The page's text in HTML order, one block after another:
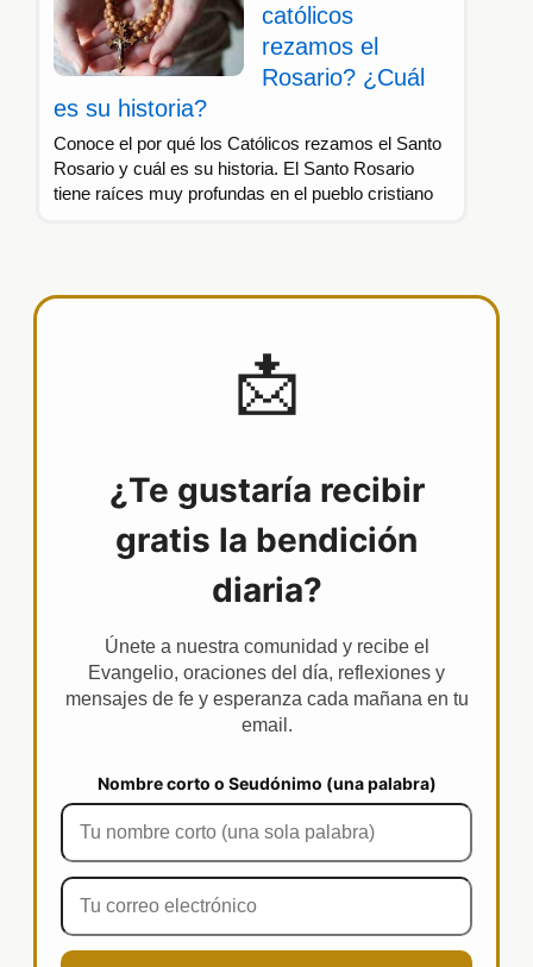
católicos
rezamos el
Rosario? ¿Cuál
es su historia?
Conoce el por qué los Católicos rezamos el Santo
Rosario y cuál es su historia. El Santo Rosario
tiene raíces muy profundas en el pueblo cristiano
📩
¿Te gustaría recibir
gratis la bendición
diaria?
Únete a nuestra comunidad y recibe el
Evangelio, oraciones del día, reflexiones y
mensajes de fe y esperanza cada mañana en tu
email.
Nombre corto o Seudónimo (una palabra)